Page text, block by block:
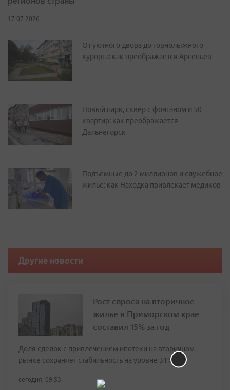
17.07.2026
От уютного двора до горнолыжного
курорта: как преображается Арсеньев
Новый парк, сквер с фонтаном и 50
квартир: как преображается
Дальнегорск
Подъемные до 2 миллионов и служебное
жилье: как Находка привлекает медиков
Другие новости
Рост спроса на вторичное
жилье в Приморском крае
составил 15% за год
Доля сделок с привлечением ипотеки на вторичном
рынке сохраняет стабильность на уровне 31%
сегодня, 09:53